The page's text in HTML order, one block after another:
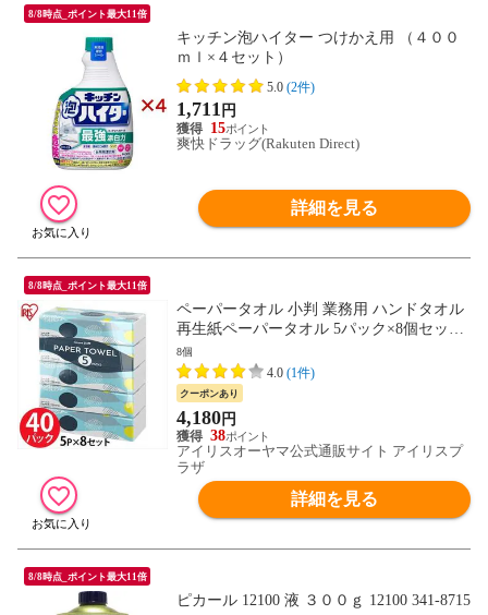
8/8時点_ポイント最大11倍
キッチン泡ハイター つけかえ用 （４００
ｍｌ×４セット）
5.0 (2件)
1,711 円
15
爽快ドラッグ(Rakuten Direct)
詳細を見る
8/8時点_ポイント最大11倍
ペーパータオル 小判 業務用 ハンドタオル
再生紙ペーパータオル 5パック×8個セット
まとめ買い 大容量 一人暮らし 備蓄 ストッ
ク [日用品] 【SYペーパータオル】 【SYC
P】
8個
4.0 (1件)
クーポンあり
4,180円
38
アイリスオーヤマ公式通販サイト アイリスプ
ラザ
詳細を見る
8/8時点_ポイント最大11倍
ピカール 12100 液 ３００ｇ 12100 341-8715